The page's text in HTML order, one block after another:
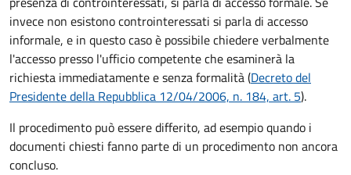
invece non esistono controinteressati si parla di accesso
informale, e in questo caso è possibile chiedere verbalmente
l'accesso presso l'ufficio competente che esaminerà la
richiesta immediatamente e senza formalità (Decreto del
Presidente della Repubblica 12/04/2006, n. 184, art. 5).
Il procedimento può essere differito, ad esempio quando i
documenti chiesti fanno parte di un procedimento non ancora
concluso.